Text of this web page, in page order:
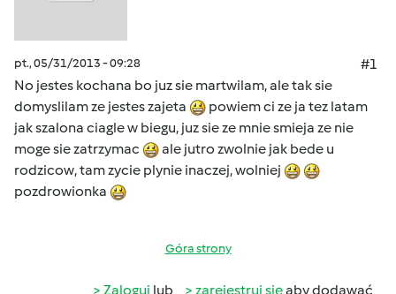
pt., 05/31/2013 - 09:28
#1
No jestes kochana bo juz sie martwilam, ale tak sie
domyslilam ze jestes zajeta
powiem ci ze ja tez latam
jak szalona ciagle w biegu, juz sie ze mnie smieja ze nie
moge sie zatrzymac
ale jutro zwolnie jak bede u
rodzicow, tam zycie plynie inaczej, wolniej
pozdrowionka
Góra strony
Zaloguj lub zarejestruj sięaby dodawać